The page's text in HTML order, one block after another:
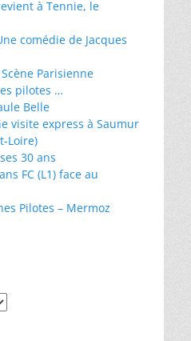
à Tennie, le
comédie de Jacques
Parisienne
pilotes …
Belle
visite express à Saumur
Loire)
30 ans
FC (L1) face au
Pilotes – Mermoz